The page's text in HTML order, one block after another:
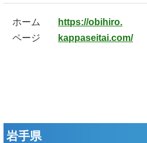
ホーム
ページ
https://obihiro.
kappaseitai.com/
岩手県